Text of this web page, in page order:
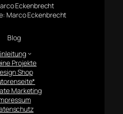
Eckenbrecht
Marco Eckenbrecht
Blog
Projekte
Shop
Marketing